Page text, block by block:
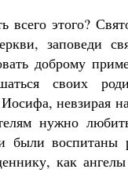
всего этого?
заповеди
доброму
своих
невзирая
нужно
были воспитаны
как